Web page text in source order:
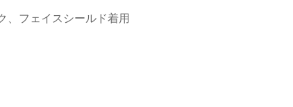
、フェイスシールド着用